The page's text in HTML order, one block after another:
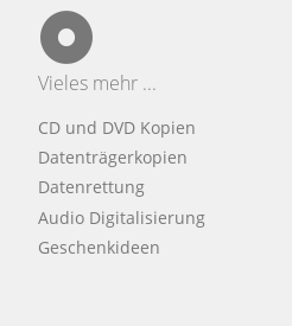
Vieles mehr ...
CD und DVD Kopien
Datenträgerkopien
Datenrettung
Audio Digitalisierung
Geschenkideen